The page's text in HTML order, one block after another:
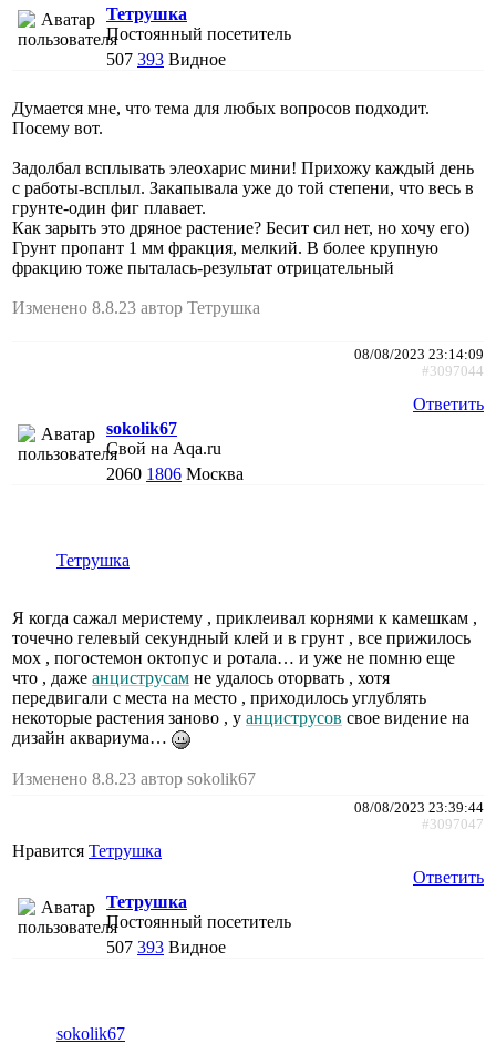
Тетрушка
Постоянный посетитель
507 393 Видное
Думается мне, что тема для любых вопросов подходит.
Посему вот.
Задолбал всплывать элеохарис мини! Прихожу каждый день
с работы-всплыл. Закапывала уже до той степени, что весь в
грунте-один фиг плавает.
Как зарыть это дряное растение? Бесит сил нет, но хочу его)
Грунт пропант 1 мм фракция, мелкий. В более крупную
фракцию тоже пыталась-результат отрицательный
Изменено 8.8.23 автор Тетрушка
08/08/2023 23:14:09
#3097044
Ответить
sokolik67
Свой на Aqa.ru
2060 1806 Москва
Тетрушка
Я когда сажал меристему , приклеивал корнями к камешкам ,
точечно гелевый секундный клей и в грунт , все прижилось
мох , погостемон октопус и ротала… и уже не помню еще
что , даже анциструсам не удалось оторвать , хотя
передвигали с места на место , приходилось углублять
некоторые растения заново , у анциструсов свое видение на
дизайн аквариума…
Изменено 8.8.23 автор sokolik67
08/08/2023 23:39:44
#3097047
Нравится Тетрушка
Ответить
Тетрушка
Постоянный посетитель
507 393 Видное
sokolik67